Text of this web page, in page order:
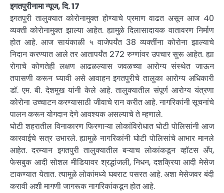
इगतपुरीनामा न्यूज, दि. 17
इगतपुरी तालुक्यात कोरोनामुक्त होण्याचे प्रमाण वाढत असून आज 40
व्यक्ती कोरोनामुक्त झाल्या आहेत. ह्यामुळे दिलासादायक वातावरण निर्माण
होत आहे. आज सायंकाळी ५ वाजेपर्यंत 38 व्यक्तींना कोरोना झाल्याचे
निदान करण्यात आले तर आतापर्यंत 272 रुग्णांवर उपचार सुरू आहेत. ह्या
रोगाचे कोणतेही लक्षण आढळल्यास जवळच्या आरोग्य संस्थेत जाऊन
तपासणी करून घ्यावी असे आवाहन इगतपुरीचे तालुका आरोग्य अधिकारी
डॉ. एम. बी. देशमुख यांनी केले आहे. तालुक्यातील संपूर्ण आरोग्य यंत्रणा
कोरोना उच्चाटन करण्यासाठी जीवाचे रान करीत आहे. नागरिकांनी सूचनांचे
पालन करून योगदान देणे आवश्यक असल्याचे ते म्हणाले.
घोटी शहरातील विनाकारण फिरणाऱ्या लोकांविरोधात घोटी पोलिसांनी आज
कारवाईचे सत्र उभारले. ह्यामुळे नागरिकांनी घोटी पोलिसांचे आभार मानले
आहेत. दरम्यान इगतपुरी तालुक्यातील बऱ्याच लोकांकडून व्हॉटस अँप,
फेसबुक आदी सोशल मीडियावर श्रद्धांजली, निधन, दशक्रिया आदी मेसेज
टाकण्यात येतात. त्यामुळे लोकांमध्ये घबराट पसरत आहे. अशा मेसेजवर बंदी
करावी अशी मागणी जागरूक नागरिकांकडून होत आहे.